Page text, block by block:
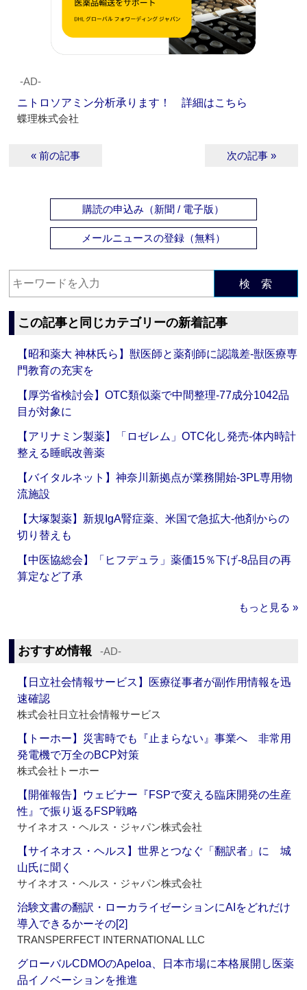
‐AD‐
ニトロソアミン分析承ります！ 詳細はこちら
蝶理株式会社
« 前の記事 次の記事 »
購読の申込み（新聞 / 電子版）
メールニュースの登録（無料）
検 索
この記事と同じカテゴリーの新着記事
【昭和薬大 神林氏ら】獣医師と薬剤師に認識差‐獣医療専
門教育の充実を
【厚労省検討会】OTC類似薬で中間整理‐77成分1042品
目が対象に
【アリナミン製薬】「ロゼレム」OTC化し発売‐体内時計
整える睡眠改善薬
【バイタルネット】神奈川新拠点が業務開始‐3PL専用物
流施設
【大塚製薬】新規IgA腎症薬、米国で急拡大‐他剤からの
切り替えも
【中医協総会】「ヒフデュラ」薬価15％下げ‐8品目の再
算定など了承
もっと見る »
おすすめ情報 ‐AD‐
【日立社会情報サービス】医療従事者が副作用情報を迅
速確認
株式会社日立社会情報サービス
【トーホー】災害時でも『止まらない』事業へ 非常用
発電機で万全のBCP対策
株式会社トーホー
【開催報告】ウェビナー『FSPで変える臨床開発の生産
性』で振り返るFSP戦略
サイネオス・ヘルス・ジャパン株式会社
【サイネオス・ヘルス】世界とつなぐ「翻訳者」に 城
山氏に聞く
サイネオス・ヘルス・ジャパン株式会社
治験文書の翻訳・ローカライゼーションにAIをどれだけ
導入できるかーその[2]
TRANSPERFECT INTERNATIONAL LLC
グローバルCDMOのApeloa、日本市場に本格展開し医薬
品イノベーションを推進